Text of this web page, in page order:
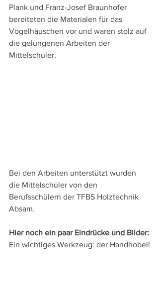
Plank und Franz-Josef Braunhofer
bereiteten die Materialen für das
Vogelhäuschen vor und waren stolz auf
die gelungenen Arbeiten der
Mittelschüler.
Bei den Arbeiten unterstützt wurden
die Mittelschüler von den
Berufsschülern der TFBS Holztechnik
Absam.
Hier noch ein paar Eindrücke und Bilder:
Ein wichtiges Werkzeug: der Handhobel!